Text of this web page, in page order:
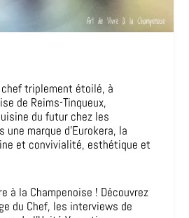
triplement étoilé, à
de Reims-Tinqueux,
du futur chez les
marque d’Eurokera, la
et convivialité, esthétique et
à la Champenoise ! Découvrez
du Chef, les interviews de